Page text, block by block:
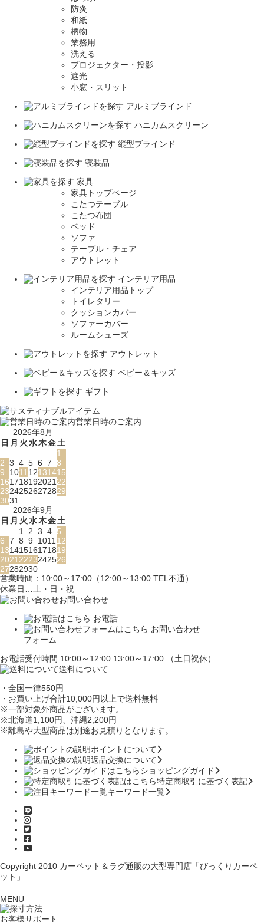
防炎
和紙
柄物
業務用
洗える
プロジェクター・投影
遮光
小窓・スリット
アルミブラインド
ハニカムスクリーン
縦型ブラインド
寝装品
家具
家具トップページ
こたつテーブル
こたつ布団
ベッド
ソファ
テーブル・チェア
アウトレット
インテリア用品
インテリア用品トップ
トイレタリー
クッションカバー
ソファーカバー
ルームシューズ
アウトレット
ベビー＆キッズ
ギフト
営業日時のご案内
2026年8月
日 月 火水木金土
1
2 3 4 5 6 7 8
9
1011 12131415
161718192021 22
23242526272829
3031
2026年9月
日 月 火水木金土
1
2 3 4 5
6 7 8 9 1011 12
13141516171819
2021 2223242526
27282930
営業時間：10:00～17:00（12:00～13:00 TEL不通）
休業日…土・日・祝
お問い合わせ
お電話
お問い合わせ
フォーム
お電話受付時間 10:00～12:00 13:00～17:00 （土日祝休）
送料について
・全国一律550円
・お買い上げ合計10,000円 以上で送料無料
※一部対象外商品がございます。
※北海道1,100円
、沖縄2,200円
※離島や大型商品は別途お見積りとなります。
ポイントについて
返品交換について
ショッピングガイド
特定商取引に基づく表記
キーワード一覧
Copyright 2010 カーペット＆ラグ通販の大型専門店「びっくりカーペ
ット」
MENU
お客様サポート